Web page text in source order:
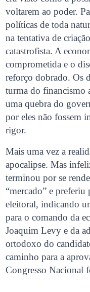
voltarem ao poder.
políticas de toda
na tentativa de
catastrofista. A
comprometida e o
reforço dobrado. Os
turma do financismo
uma quebra do
por eles não fossem
rigor.
Mais uma vez a
apocalipse. Mas
terminou por se
“mercado” e
eleitoral, indicando
para o comando da
Joaquim Levy e da
ortodoxo do
caminho para a
Congresso Nacional